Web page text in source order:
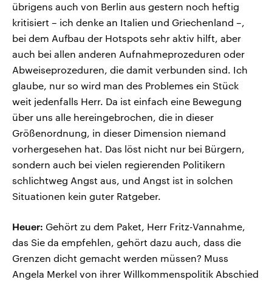
übrigens auch von Berlin aus gestern noch heftig
kritisiert – ich denke an Italien und Griechenland –,
bei dem Aufbau der Hotspots sehr aktiv hilft, aber
auch bei allen anderen Aufnahmeprozeduren oder
Abweiseprozeduren, die damit verbunden sind. Ich
glaube, nur so wird man des Problemes ein Stück
weit jedenfalls Herr. Da ist einfach eine Bewegung
über uns alle hereingebrochen, die in dieser
Größenordnung, in dieser Dimension niemand
vorhergesehen hat. Das löst nicht nur bei Bürgern,
sondern auch bei vielen regierenden Politikern
schlichtweg Angst aus, und Angst ist in solchen
Situationen kein guter Ratgeber.
Heuer: Gehört zu dem Paket, Herr Fritz-Vannahme,
das Sie da empfehlen, gehört dazu auch, dass die
Grenzen dicht gemacht werden müssen? Muss
Angela Merkel von ihrer Willkommenspolitik Abschied